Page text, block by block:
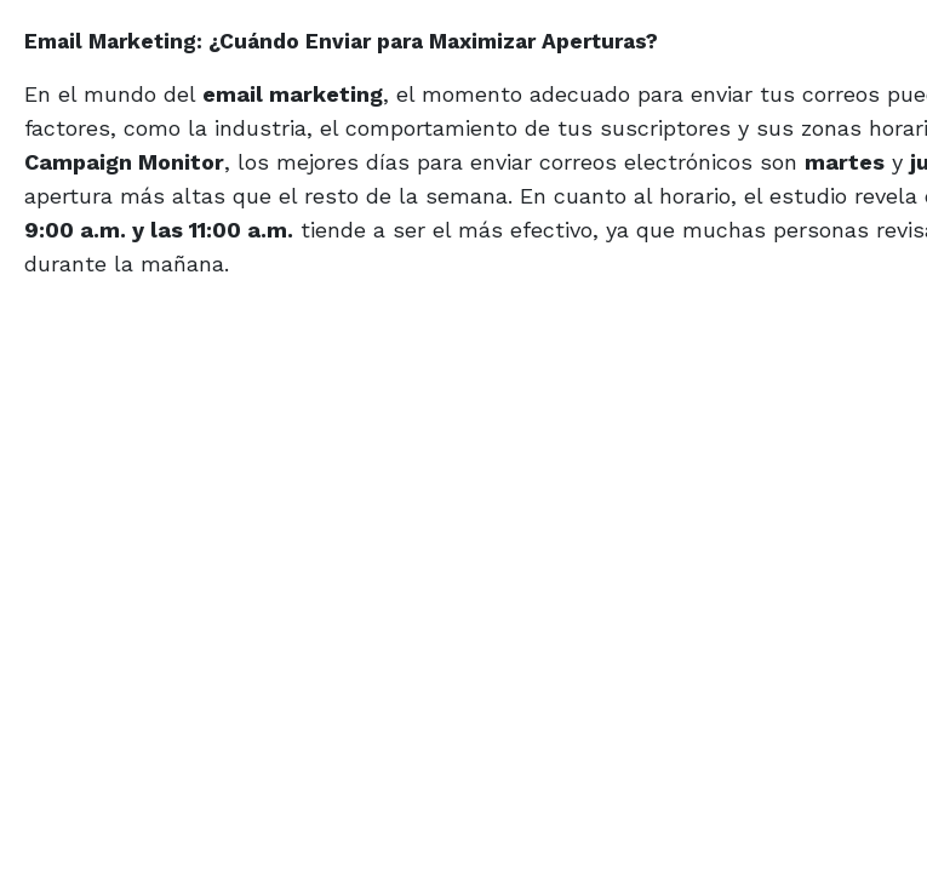
Email Marketing: ¿Cuándo Enviar para Maximizar Aperturas?
En el mundo del email marketing, el momento adecuado para enviar tus correos
factores, como la industria, el comportamiento de tus suscriptores y sus zonas
Campaign Monitor, los mejores días para enviar correos electrónicos son martes y
apertura más altas que el resto de la semana. En cuanto al horario, el estudio
9:00 a.m. y las 11:00 a.m. tiende a ser el más efectivo, ya que muchas personas
durante la mañana.